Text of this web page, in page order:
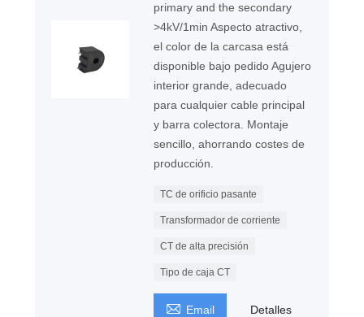
primary and the secondary
>4kV/1min Aspecto atractivo,
el color de la carcasa está
disponible bajo pedido Agujero
interior grande, adecuado
para cualquier cable principal
y barra colectora. Montaje
sencillo, ahorrando costes de
producción.
TC de orificio pasante
Transformador de corriente
CT de alta precisión
Tipo de caja CT
 Email Detalles